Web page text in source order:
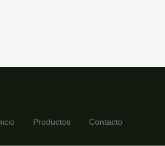
Productos Contacto